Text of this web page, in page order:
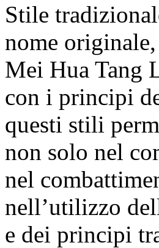
Stile
nome
Mei Hua Tang
con i principi
questi stili
non solo nel
nel
nell’utilizzo
e dei principi